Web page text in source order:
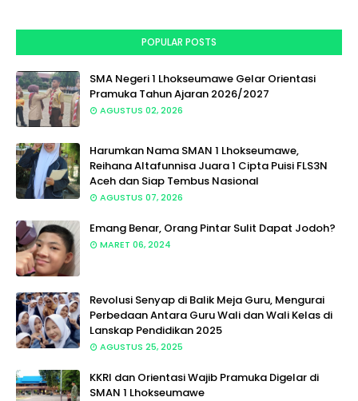
POPULAR POSTS
SMA Negeri 1 Lhokseumawe Gelar Orientasi
Pramuka Tahun Ajaran 2026/2027
AGUSTUS 02, 2026
Harumkan Nama SMAN 1 Lhokseumawe,
Reihana Altafunnisa Juara 1 Cipta Puisi FLS3N
Aceh dan Siap Tembus Nasional
AGUSTUS 07, 2026
Emang Benar, Orang Pintar Sulit Dapat Jodoh?
MARET 06, 2024
Revolusi Senyap di Balik Meja Guru, Mengurai
Perbedaan Antara Guru Wali dan Wali Kelas di
Lanskap Pendidikan 2025
AGUSTUS 25, 2025
KKRI dan Orientasi Wajib Pramuka Digelar di
SMAN 1 Lhokseumawe